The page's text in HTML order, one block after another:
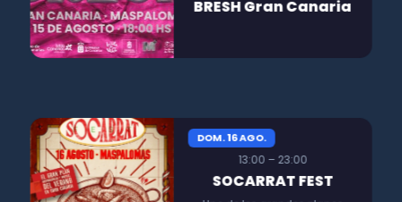
BRESH Gran Canaria
DOM. 16 AGO.
13:00 – 23:00
SOCARRAT FEST